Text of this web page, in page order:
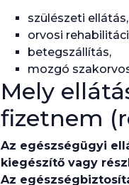
szülészeti ellátás,
orvosi
betegszállítás,
mozgó
Mely
fizetnem
Az egészségügyi
kiegészítő vagy
Az